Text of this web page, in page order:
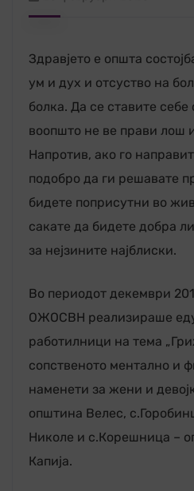
Здравјето е општа
ум и дух и отсуство на
болка. Да се ставите
воопшто не ве прави лош
Напротив, ако го
подобро да ги решавате
бидете поприсутни во
сакате да бидете добра
за нејзините најблиски.
Во периодот декeмври
ОЖОСВН реализираше
работилници на тема
сопственото ментално и
наменети за жени и
општина Велес,
Николе и с.Корешница –
Капија.